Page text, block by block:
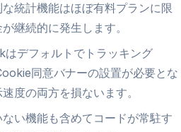
統計機能はほぼ有料プランに限
継続的に発生します。
デフォルトでトラッキング
同意バナーの設置が必要とな
度の両方を損ないます。
い機能も含めてコードが常駐す